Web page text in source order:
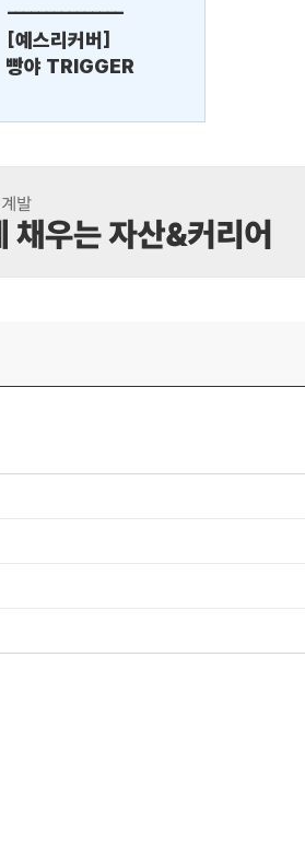
---------------
[예스리커버]
빵야 TRIGGER